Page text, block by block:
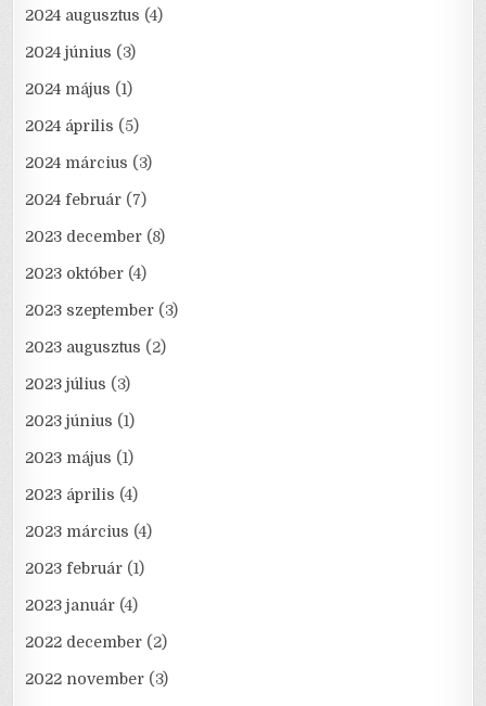
2024 augusztus (4)
2024 június (3)
2024 május (1)
2024 április (5)
2024 március (3)
2024 február (7)
2023 december (8)
2023 október (4)
2023 szeptember (3)
2023 augusztus (2)
2023 július (3)
2023 június (1)
2023 május (1)
2023 április (4)
2023 március (4)
2023 február (1)
2023 január (4)
2022 december (2)
2022 november (3)